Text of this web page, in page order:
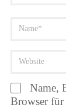
Name,
Browser für